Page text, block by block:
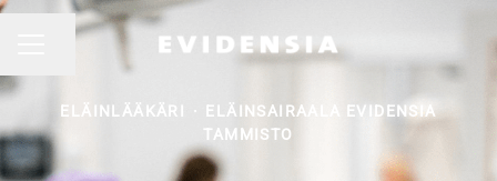
ELÄINLÄÄKÄRI ·
ELÄINSAIRAALA EVIDENSIA
TAMMISTO